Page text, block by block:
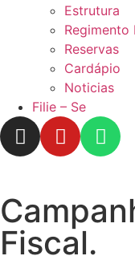
Estrutura
Regimento
Reservas
Cardápio
Noticias
Filie – Se
Fiscal.